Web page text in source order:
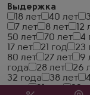
Выдержка
18 лет
40 лет
7 лет
8 лет 12
50 лет
70 лет 4
17 лет
21 год 23
80 лет
27 лет 9
года
28 лет 26
32 года
38 лет
22